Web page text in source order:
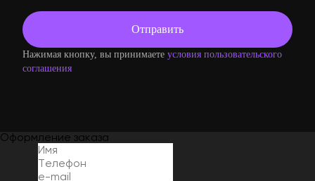
Нажимая кнопку, вы принимаете условия пользовательского
соглашения
Оформление заказа